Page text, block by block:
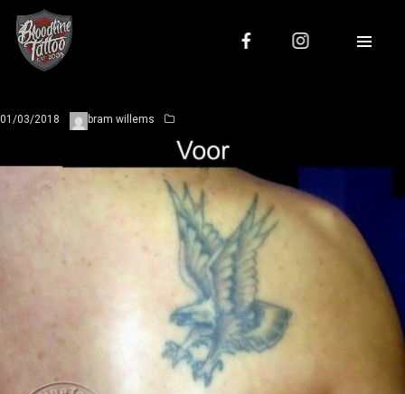
01/03/2018 bram willems